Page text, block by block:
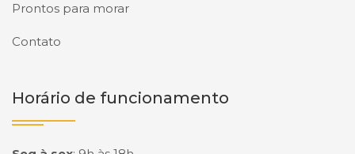
Prontos para morar
Contato
Horário de funcionamento